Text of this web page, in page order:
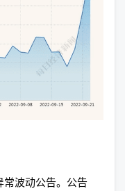
常波动公告。公告